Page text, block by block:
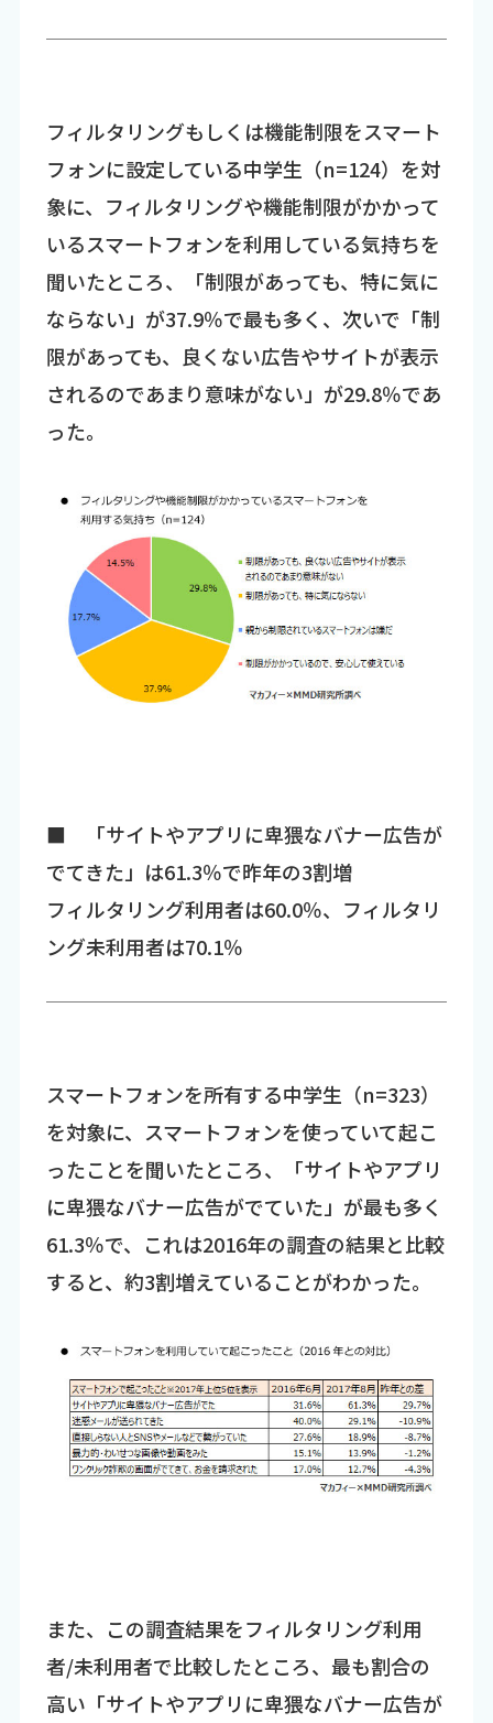
フィルタリングもしくは機能制限をスマート
フォンに設定している中学生（n=124）を対
象に、フィルタリングや機能制限がかかって
いるスマートフォンを利用している気持ちを
聞いたところ、「制限があっても、特に気に
ならない」が37.9％で最も多く、次いで「制
限があっても、良くない広告やサイトが表示
されるのであまり意味がない」が29.8％であ
った。
■ 「サイトやアプリに卑猥なバナー広告が
でてきた」は61.3％で昨年の3割増
フィルタリング利用者は60.0％、フィルタリ
ング未利用者は70.1％
スマートフォンを所有する中学生（n=323）
を対象に、スマートフォンを使っていて起こ
ったことを聞いたところ、「サイトやアプリ
に卑猥なバナー広告がでていた」が最も多く
61.3％で、これは2016年の調査の結果と比較
すると、約3割増えていることがわかった。
また、この調査結果をフィルタリング利用
者/未利用者で比較したところ、最も割合の
高い「サイトやアプリに卑猥なバナー広告が